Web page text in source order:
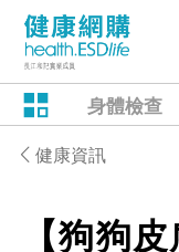
身體檢查
健康資訊
【狗狗